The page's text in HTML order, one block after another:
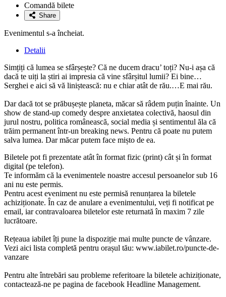
favoriteComandă bilete
Share
Evenimentul s-a încheiat.
Detalii
Simțiți că lumea se sfârșește? Că ne ducem dracu’ toți? Nu-i așa că
dacă te uiți la știri ai impresia că vine sfârșitul lumii? Ei bine…
Serghei e aici să vă liniștească: nu e chiar atât de rău.…E mai rău.
Dar dacă tot se prăbușește planeta, măcar să râdem puțin înainte. Un
show de stand-up comedy despre anxietatea colectivă, haosul din
jurul nostru, politica românească, social media și sentimentul ăla că
trăim permanent într-un breaking news. Pentru că poate nu putem
salva lumea. Dar măcar putem face mișto de ea.
Biletele pot fi prezentate atât în format fizic (print) cât și în format
digital (pe telefon).
Te informăm că la evenimentele noastre accesul persoanelor sub 16
ani nu este permis.
Pentru acest eveniment nu este permisă renunțarea la biletele
achiziționate. În caz de anulare a evenimentului, veți fi notificat pe
email, iar contravaloarea biletelor este returnată în maxim 7 zile
lucrătoare.
Rețeaua iabilet îți pune la dispoziție mai multe puncte de vânzare.
Vezi aici lista completă pentru orașul tău: www.iabilet.ro/puncte-de-
vanzare
Pentru alte întrebări sau probleme referitoare la biletele achiziționate,
contactează-ne pe pagina de facebook Headline Management.